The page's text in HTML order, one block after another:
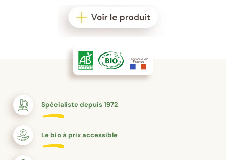
Fabriqué en
France
Spécialiste depuis 1972
Le bio à prix accessible